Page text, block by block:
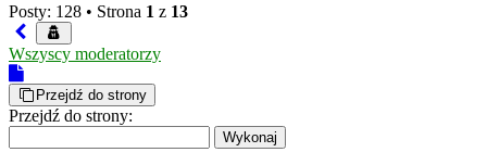
Posty: 128 • Strona 1 z 13
Wszyscy moderatorzy
Przejdź do strony
Przejdź do strony: